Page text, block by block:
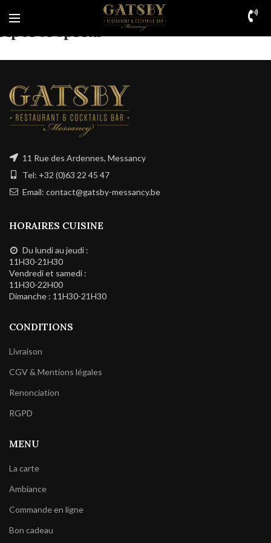
Aperol spritz
11 Rue des Ardennes, Messancy
Tel: +32 (0)63 22 45 47
Email: contact@gatsby-messancy.be
HORAIRES CUISINE
Du lundi au jeudi :
11H30-21H30
Vendredi et samedi :
11H30-22H00
Dimanche : 11H30-21H30
CONDITIONS
Livraison
CGV & Mentions légales
Renonciation
RGPD
MENU
La carte
Ambiance
Commande en ligne
Bon cadeau